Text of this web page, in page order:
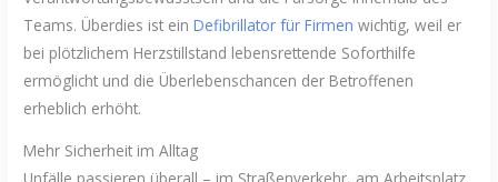
Teams. Überdies ist einDefibrillator für Firmen wichtig, weil er
bei plötzlichem Herzstillstand lebensrettende Soforthilfe
ermöglicht und die Überlebenschancen der Betroffenen
erheblich erhöht.
Mehr Sicherheit im Alltag